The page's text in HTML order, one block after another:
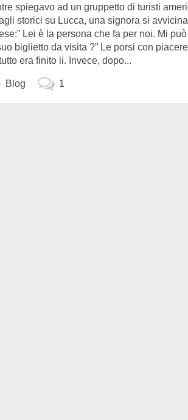
spiegavo ad un gruppetto di turisti
storici su Lucca, una signora si
Lei è la persona che fa per noi. Mi
biglietto da visita ?” Le porsi con
era finito li. Invece, dopo...
Blog 1